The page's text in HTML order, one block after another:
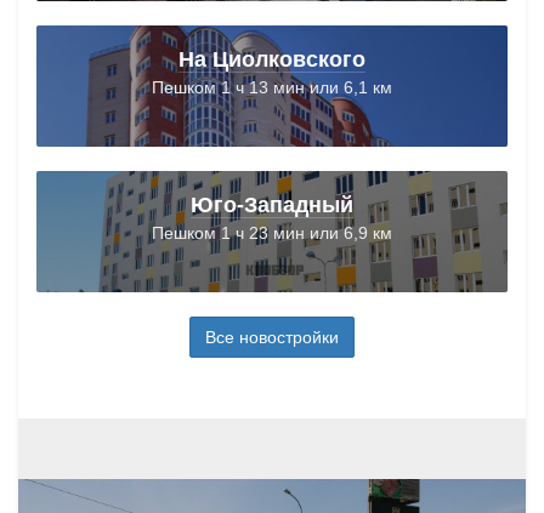
На Циолковского
Пешком 1 ч 13 мин или 6,1 км
Юго-Западный
Пешком 1 ч 23 мин или 6,9 км
Все новостройки